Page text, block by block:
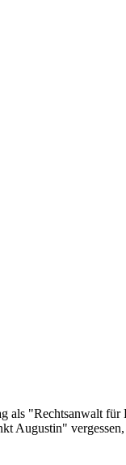
als "Rechtsanwalt für
Augustin"